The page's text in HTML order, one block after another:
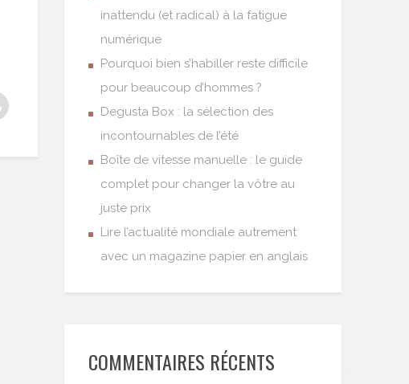
inattendu (et radical) à la fatigue
numérique
Pourquoi bien s’habiller reste difficile
pour beaucoup d’hommes ?
Degusta Box : la sélection des
incontournables de l’été
Boîte de vitesse manuelle : le guide
complet pour changer la vôtre au
juste prix
Lire l’actualité mondiale autrement
avec un magazine papier en anglais
COMMENTAIRES RÉCENTS